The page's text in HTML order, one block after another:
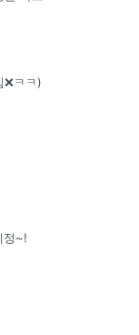
ㅋㅋ)
정~!